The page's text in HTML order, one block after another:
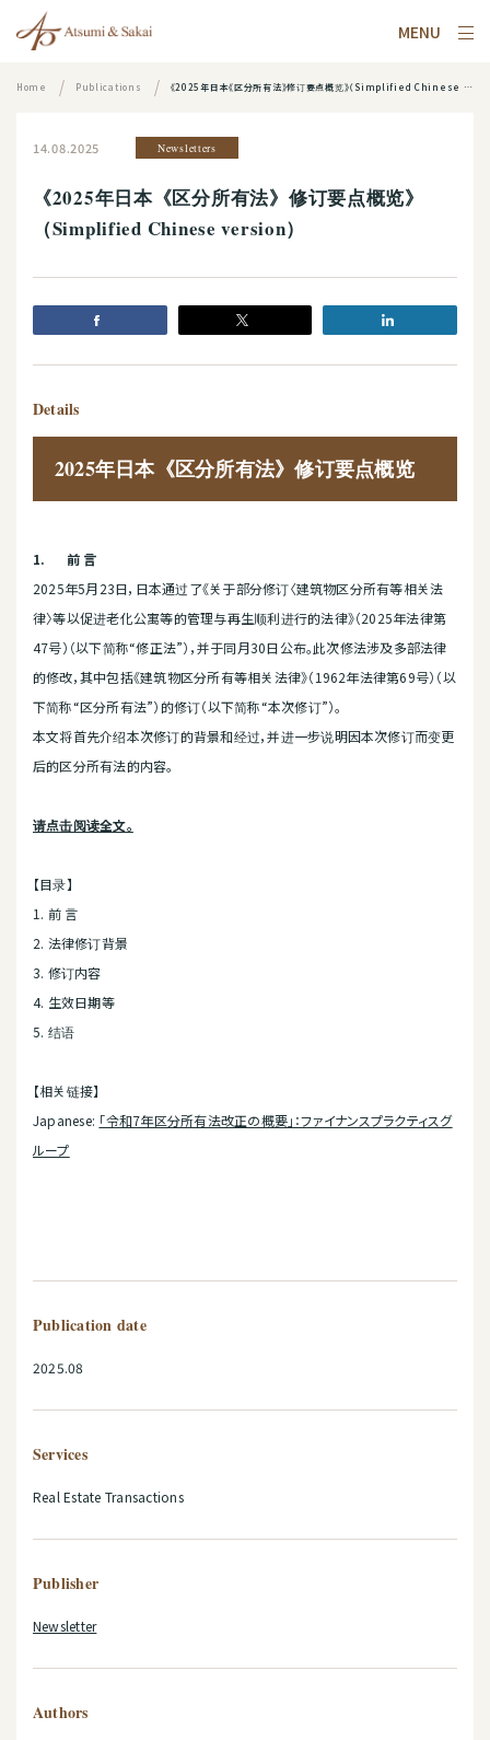
MENU
Home Publications 《2025年日本《区分所有法》修订要点概览》（Simplified Chinese version）
14.08.2025 Newsletters
《2025年日本《区分所有法》修订要点概览》
（Simplified Chinese version）
Details
2025年日本《区分所有法》修订要点概览
1. 前 言
2025年5月23日，日本通过了《关于部分修订〈建筑物区分所有等相关法
律〉等以促进老化公寓等的管理与再生顺利进行的法律》（2025年法律第
47号）（以下简称“修正法”），并于同月30日公布。此次修法涉及多部法律
的修改，其中包括《建筑物区分所有等相关法律》（1962年法律第69号）（以
下简称“区分所有法”）的修订（以下简称“本次修订”）。
本文将首先介绍本次修订的背景和经过，并进一步说明因本次修订而变更
后的区分所有法的内容。
请点击阅读全文。
【目录】
1. 前 言
2. 法律修订背景
3. 修订内容
4. 生效日期等
5. 结语
【相关链接】
Japanese: 「令和7年区分所有法改正の概要」：ファイナンスプラクティスグ
ループ
Publication date
2025.08
Services
Real Estate Transactions
Publisher
Newsletter
Authors